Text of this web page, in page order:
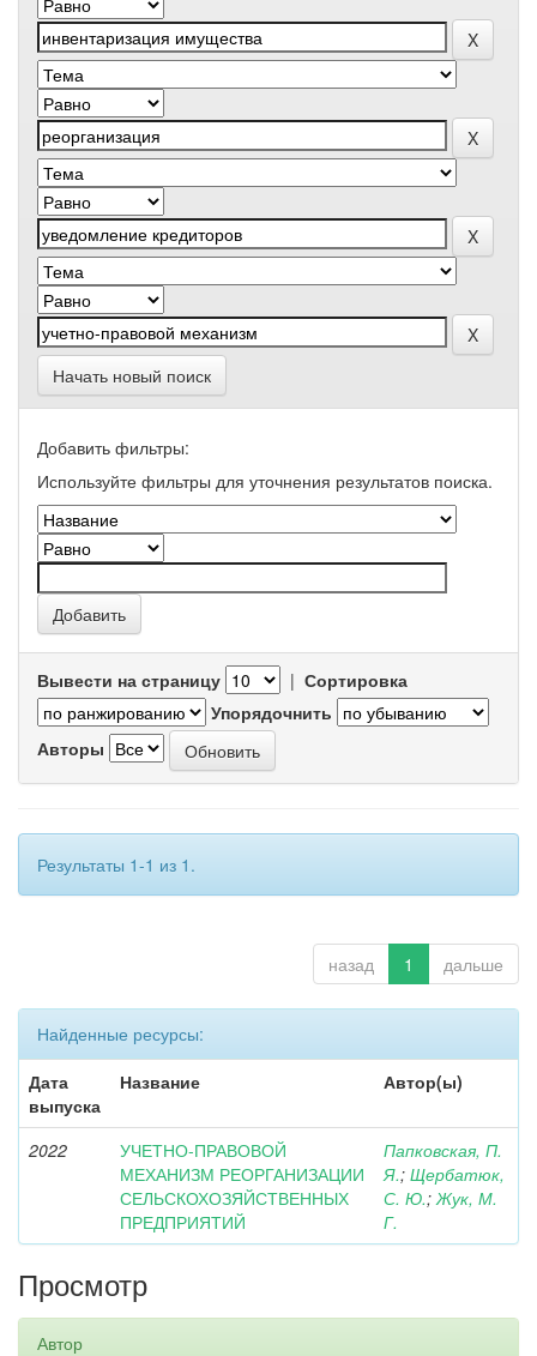
Начать новый поиск
Добавить фильтры:
Используйте фильтры для уточнения результатов поиска.
Вывести на страницу | Сортировка
Упорядочнить
Авторы
Результаты 1-1 из 1.
назад 1 дальше
Найденные ресурсы:
Дата
выпуска
Название Автор(ы)
2022
УЧЕТНО-ПРАВОВОЙ
МЕХАНИЗМ РЕОРГАНИЗАЦИИ
СЕЛЬСКОХОЗЯЙСТВЕННЫХ
ПРЕДПРИЯТИЙ
Папковская, П.
Я.; Щербатюк,
С. Ю.;Жук, М.
Г.
Просмотр
Автор